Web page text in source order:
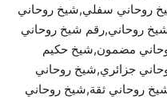
روحاني سفلي,شيخ روحاني
روحاني,رقم شيخ روحاني
مضمون,شيخ حكيم
جزائري,شيخ روحاني
روحاني ثقة,شيخ روحاني